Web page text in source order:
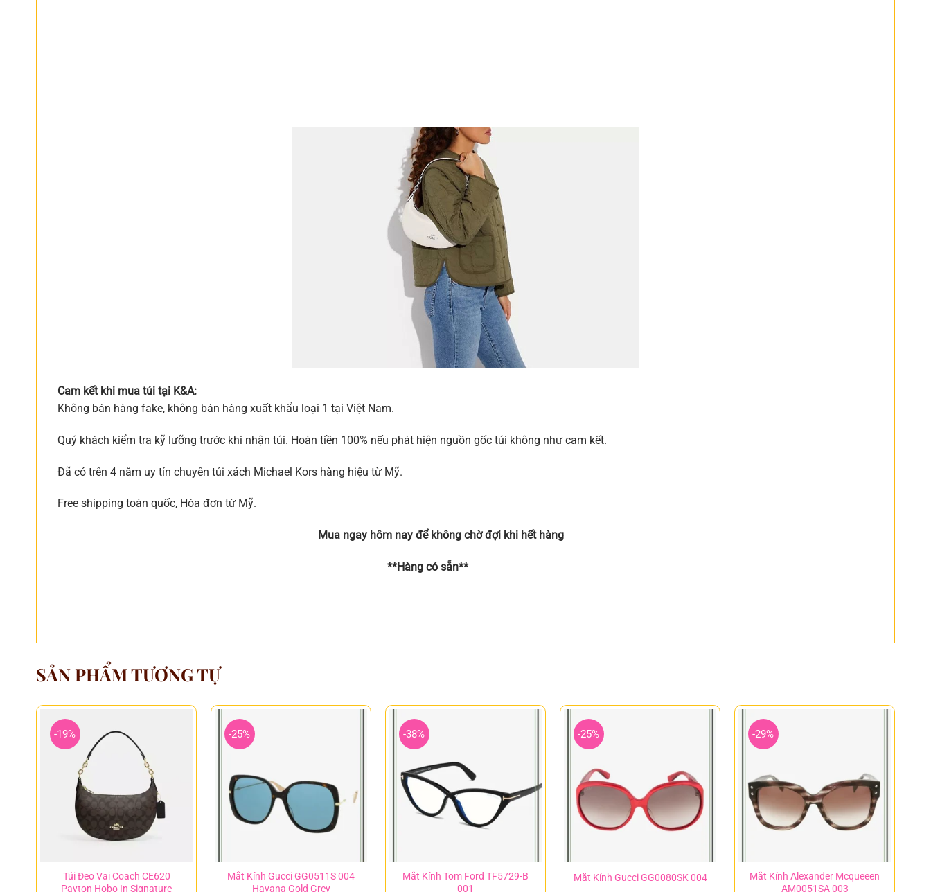
Cam kết khi mua túi tại K&A:
Không bán hàng fake, không bán hàng xuất khẩu loại 1 tại Việt Nam.
Quý khách kiểm tra kỹ lưỡng trước khi nhận túi. Hoàn tiền 100% nếu phát hiện nguồn gốc túi không như cam kết.
Đã có trên 4 năm uy tín chuyên túi xách Michael Kors hàng hiệu từ Mỹ.
Free shipping toàn quốc, Hóa đơn từ Mỹ.
Mua ngay hôm nay để không chờ đợi khi hết hàng
**Hàng có sẵn**
SẢN PHẨM TƯƠNG TỰ
-19%
Túi Đeo Vai Coach CE620
Payton Hobo In Signature
-25%
Mắt Kính Gucci GG0511S 004
Havana Gold Grey
-38%
Mắt Kính Tom Ford TF5729-B
001
-25%
Mắt Kính Gucci GG0080SK 004
-29%
Mắt Kính Alexander Mcqueeen
AM0051SA 003